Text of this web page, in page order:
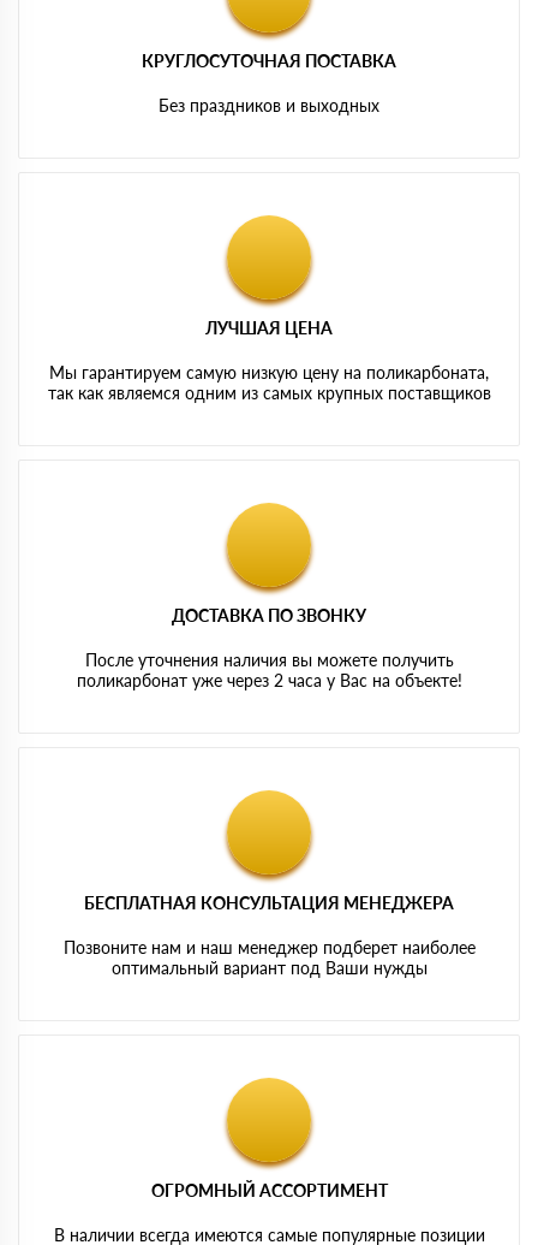
КРУГЛОСУТОЧНАЯ ПОСТАВКА
Без праздников и выходных
ЛУЧШАЯ ЦЕНА
Мы гарантируем самую низкую цену на поликарбоната,
так как являемся одним из самых крупных поставщиков
ДОСТАВКА ПО ЗВОНКУ
После уточнения наличия вы можете получить
поликарбонат уже через 2 часа у Вас на объекте!
БЕСПЛАТНАЯ КОНСУЛЬТАЦИЯ МЕНЕДЖЕРА
Позвоните нам и наш менеджер подберет наиболее
оптимальный вариант под Ваши нужды
ОГРОМНЫЙ АССОРТИМЕНТ
В наличии всегда имеются самые популярные позиции